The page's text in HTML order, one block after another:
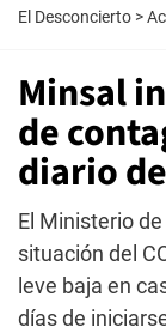
El Desconcierto >
Minsal
de
diario
El Ministerio
situación del
leve baja en
días de